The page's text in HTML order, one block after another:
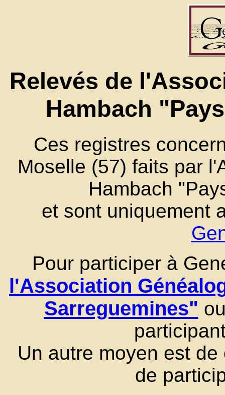
Relevés de
Hambach
Ces registres
Moselle (57) faits par
Hambach
et sont uniquement
Pour participer à
l'Association
Sarreguemines"
Un autre moyen est
de